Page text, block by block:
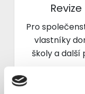
Pro
vlastníky
školy a další